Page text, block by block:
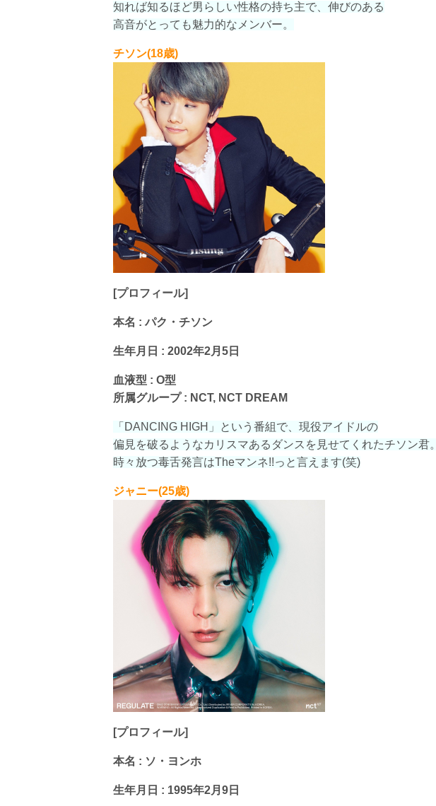
知れば知るほど男らしい性格の持ち主で、伸びのある
高音がとっても魅力的なメンバー。
チソン(18歳)
[プロフィール]
本名 : パク・チソン
生年月日 : 2002年2月5日
血液型 : O型
所属グループ : NCT, NCT DREAM
「DANCING HIGH」という番組で、現役アイドルの
偏見を破るようなカリスマあるダンスを見せてくれたチソン君。
時々放つ毒舌発言はTheマンネ!!っと言えます(笑)
ジャニー(25歳)
[プロフィール]
本名 : ソ・ヨンホ
生年月日 : 1995年2月9日